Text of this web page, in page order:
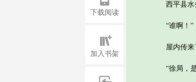
西平县水务
“谁啊！”
屋内传来了
“徐局，是
下载阅读
加入书架